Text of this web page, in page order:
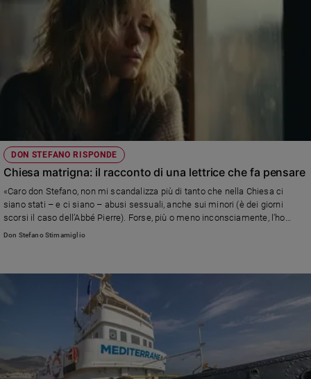
DON STEFANO RISPONDE
Chiesa matrigna: il racconto di una lettrice che fa pensare
«Caro don Stefano, non mi scandalizza più di tanto che nella Chiesa ci
siano stati – e ci siano – abusi sessuali, anche sui minori (è dei giorni
scorsi il caso dell’Abbé Pierre). Forse, più o meno inconsciamente, l’ho
sempre saputo. La Chiesa che ho conosciuto nei miei tenerissimi anni ne
Don Stefano Stimamiglio